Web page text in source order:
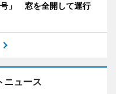
号」 窓を全開して運行
ニュース